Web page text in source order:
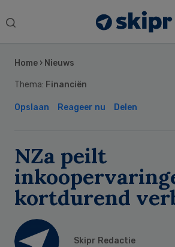
Search
Home › Nieuws
Thema: Financiën
Opslaan Reageer nu Delen
NZa peilt
kortdurend
Skipr Redactie
Sidebar